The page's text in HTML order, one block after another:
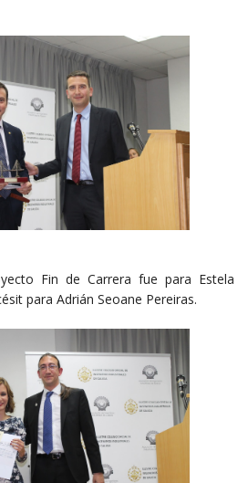
Fin de Carrera fue para Estela
para Adrián Seoane Pereiras.